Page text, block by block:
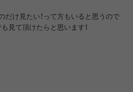
だけ見たい！って方もいると思うので
見て頂けたらと思います！